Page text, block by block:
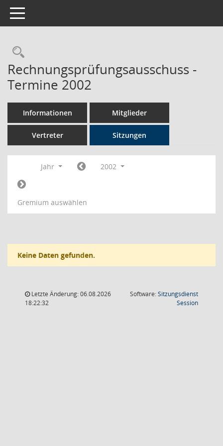
Toggle navigation
Rechercheauswahl
Rechnungsprüfungsausschuss -
Termine 2002
Informationen Mitglieder
Vertreter Sitzungen
Jahr 2002
Gremium auswählen
Keine Daten gefunden.
Letzte Änderung: 06.08.2026
18:22:32
Software:Sitzungsdienst
Session(Wird in